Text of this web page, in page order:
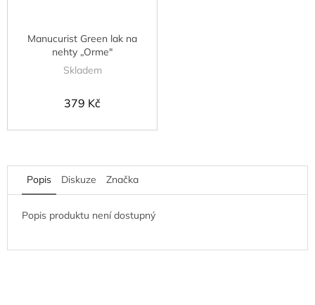
Manucurist Green lak na
nehty „Orme"
Skladem
379 Kč
Popis Diskuze Značka
Popis produktu není dostupný